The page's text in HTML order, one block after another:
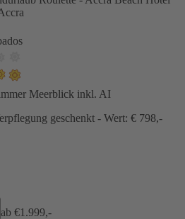
Meerblick inkl. AI
geschenkt - Wert: € 798,-
ab €1.999,-